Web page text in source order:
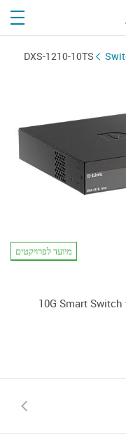
DXS-1210-10TS
מיועד לפרויקטים
10G Smart